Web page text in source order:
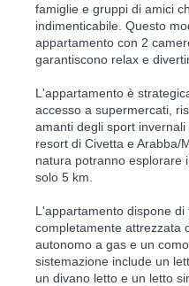
famiglie e gruppi di amici
indimenticabile. Questo
appartamento con 2
garantiscono relax e
L'appartamento è
accesso a supermercati,
amanti degli sport
resort di Civetta e Arabba/
natura potranno esplorare
solo 5 km.
L'appartamento dispone
completamente attrezzata
autonomo a gas e un
sistemazione include un
un divano letto e un letto